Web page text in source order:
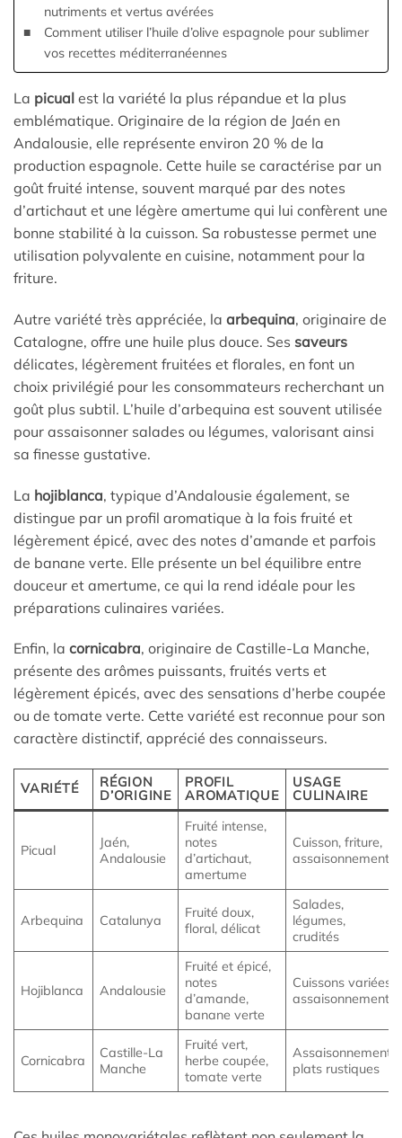
nutriments et vertus avérées
Comment utiliser l’huile d’olive espagnole pour sublimer
vos recettes méditerranéennes
La picual est la variété la plus répandue et la plus
emblématique. Originaire de la région de Jaén en
Andalousie, elle représente environ 20 % de la
production espagnole. Cette huile se caractérise par un
goût fruité intense, souvent marqué par des notes
d’artichaut et une légère amertume qui lui confèrent une
bonne stabilité à la cuisson. Sa robustesse permet une
utilisation polyvalente en cuisine, notamment pour la
friture.
Autre variété très appréciée, la arbequina, originaire de
Catalogne, offre une huile plus douce. Ses saveurs
délicates, légèrement fruitées et florales, en font un
choix privilégié pour les consommateurs recherchant un
goût plus subtil. L’huile d’arbequina est souvent utilisée
pour assaisonner salades ou légumes, valorisant ainsi
sa finesse gustative.
La hojiblanca, typique d’Andalousie également, se
distingue par un profil aromatique à la fois fruité et
légèrement épicé, avec des notes d’amande et parfois
de banane verte. Elle présente un bel équilibre entre
douceur et amertume, ce qui la rend idéale pour les
préparations culinaires variées.
Enfin, la cornicabra, originaire de Castille-La Manche,
présente des arômes puissants, fruités verts et
légèrement épicés, avec des sensations d’herbe coupée
ou de tomate verte. Cette variété est reconnue pour son
caractère distinctif, apprécié des connaisseurs.
VARIÉTÉ
RÉGION
D’ORIGINE
PROFIL
AROMATIQUE
USAGE
CULINAIRE
Picual
Jaén,
Andalousie
Fruité intense,
notes
d’artichaut,
amertume
Cuisson, friture,
assaisonnement
Arbequina Catalunya
Fruité doux,
floral, délicat
Salades,
légumes,
crudités
Hojiblanca Andalousie
Fruité et épicé,
notes
d’amande,
banane verte
Cuissons variées,
assaisonnement
Cornicabra
Castille-La
Manche
Fruité vert,
herbe coupée,
tomate verte
Assaisonnement,
plats rustiques